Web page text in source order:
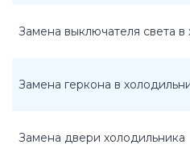
Замена выключателя света в
Замена геркона в
Замена двери холодильника